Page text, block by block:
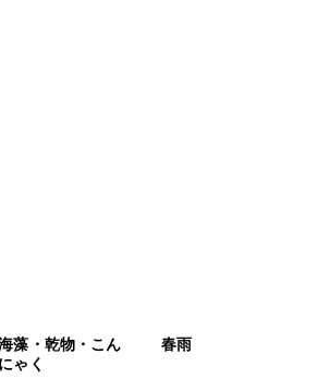
藻・乾物・こん
にゃく
春雨